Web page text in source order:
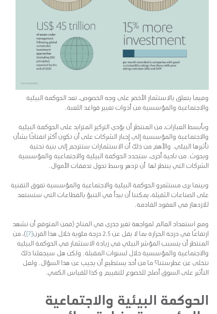
وفيما يتعلق بالاستثمار الأخضر على وجه الخصوص، تعد الحوكمة البيئية
والاجتماعية والمؤسسية من أدوات تغيير قواعد اللعبة.
وبأبسط العبارات، من المنتظر أن يؤدي التركيز المتزايد على الحوكمة البيئية
والاجتماعية والمؤسسية إلى إجبار الشركات على أن تكون أكثر انفتاحًا بشأن
تأثيرها البيئي. والأهم من ذلك أن الاستثمارات ستترجم إلى بنية تحتية
وبحوث. من ناحية أخرى، ستحدد الحوكمة البيئية والاجتماعية والمؤسسية
الشركات التي ينتظر لها أن تزدهر وسط تحول تدفقات الأموال.
وبينما يرى مستثمرو الحوكمة البيئية والاجتماعية والمؤسسية تفوق التقنية
على الصناعات الثقيلة، يمكننا أن نبدأ في التنبؤ بالقطاعات التي ستستعد
للازدهار في العقود القادمة.
ومع استعداد العالم لمواجهة تغير جذري في المناخ (فمن المتوقع أن نشهد
ارتفاعًا في درجة الحرارة بما لا يقل عن 2.5 درجة مئوية خلال هذا القرن
[7] )، من
المنتظر أن يتسبب المؤشر البيئي في زيادة الاستثمار في الحوكمة البيئية
والاجتماعية والمؤسسية خلال لسنوات المقبلة. ولكن هل سيجعلنا ذلك
نتخلى عن غطرستنا؟ ما من أحد يستطيع أن يجيب عن هذا السؤال. ولعل
التأثير على السوق أصلح للخضوع للتقييم و كذا للقياس الكمي.
الحوكمة البيئية والاجتماعية